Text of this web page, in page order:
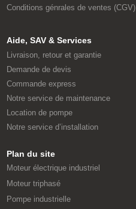
Conditions génrales de ventes (CGV)
Aide, SAV & Services
Livraison, retour et garantie
Demande de devis
Commande express
Notre service de maintenance
Location de pompe
Notre service d’installation
Plan du site
Moteur électrique industriel
Moteur triphasé
Pompe industrielle